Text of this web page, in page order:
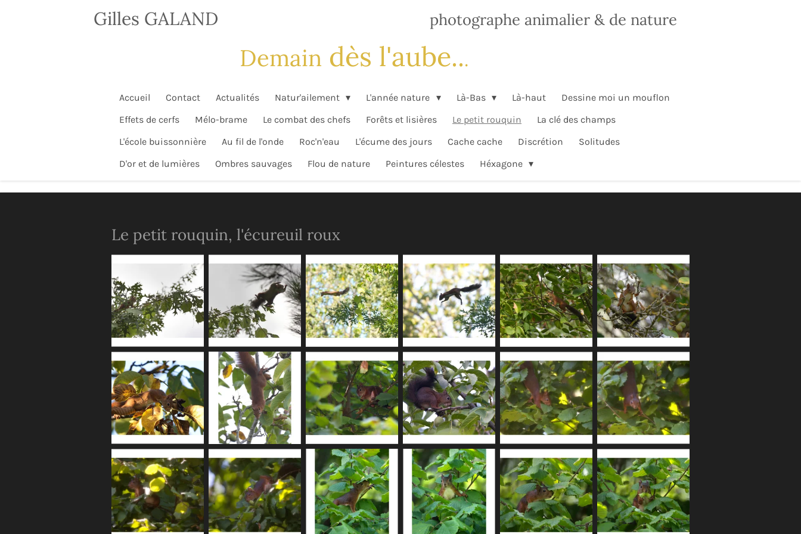
Gilles GALAND photographe animalier & de nature
Demain dès l'aube...
Accueil Contact Actualités Natur'ailement L'année nature Là-Bas Là-haut
Dessine moi un mouflon
Effets de cerfs
Mélo-brame Le combat des chefs Forêts et lisières Le petit rouquin
La clé des champs
L'école buissonnière
Au fil de l'onde Roc'n'eau L'écume des jours Cache cache Discrétion
Solitudes
D'or et de lumières
Ombres sauvages Flou de nature Peintures célestes Héxagone
Le petit rouquin, l'écureuil roux